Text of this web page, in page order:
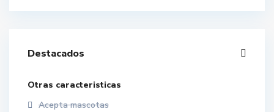
Destacados
Otras caracteristicas
Acepta mascotas